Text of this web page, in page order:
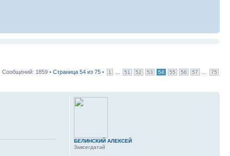
Сообщений: 1859 • Страница 54 из 75 • 1 51 52 53 54 55 56 57 75
БЕЛИНСКИЙ АЛЕКСЕЙ
Завсегдатай